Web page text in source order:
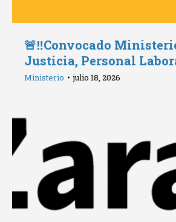
🚨‼️Convocado
Justicia, Personal
Ministerio julio 18, 2026